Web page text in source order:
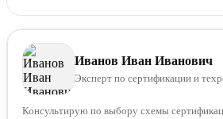
Иванов Иван Иванович
Эксперт по сертификации и
Консультирую по выбору схемы